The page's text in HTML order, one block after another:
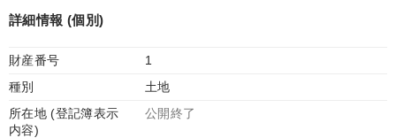
詳細情報 (個別)
財産番号
1
種別
土地
所在地 (登記簿表示
内容)
公開終了